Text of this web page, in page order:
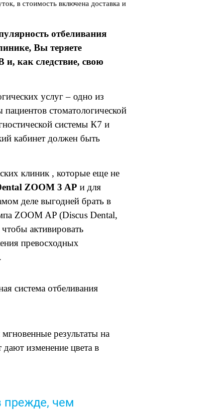
в стоимость включена доставка и
отбеливания
Вы теряете
как следствие, свою
услуг – одно из
стоматологической
системы К7 и
кабинет должен быть
клиник , которые еще не
ZOOM 3 AP и для
деле выгодней брать в
ZOOM AP (Discus Dental,
активировать
превосходных
система отбеливания
результаты на
изменение цвета в
прежде, чем